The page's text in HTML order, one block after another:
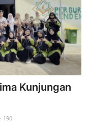
Kunjungan
190